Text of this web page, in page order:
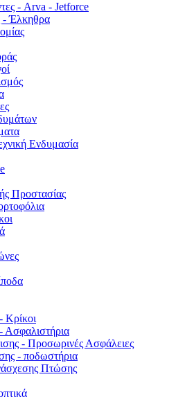
- Arva - Jetforce
- Έλκηθρα
Ενδυμασία
Προστασίας
Κρίκοι
Ασφαλιστήρια
- Προσωρινές Ασφάλειες
- ποδωστήρια
Πτώσης